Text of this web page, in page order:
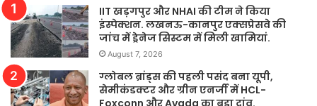
IIT खड़गपुर और NHAI की टीम ने किया
इंस्पेक्शन. लखनऊ-कानपुर एक्सप्रेसवे की
जांच में ड्रेनेज सिस्टम में मिली खामियां.
August 7, 2026
ग्लोबल ब्रांड्स की पहली पसंद बना यूपी,
सेमीकंडक्टर और ग्रीन एनर्जी में HCL-